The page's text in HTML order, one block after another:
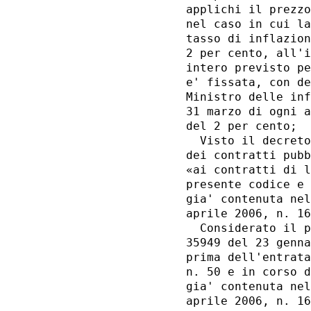
applichi il prezzo
nel caso in cui
tasso di
2 per cento,
intero previsto
e' fissata, con
Ministro delle
31 marzo di ogni
del 2 per cento;
Visto il
dei contratti
«ai contratti di
presente codice
gia' contenuta
aprile 2006, n.
Considerato il
35949 del 23
prima
n. 50 e in corso
gia' contenuta
aprile 2006, n.